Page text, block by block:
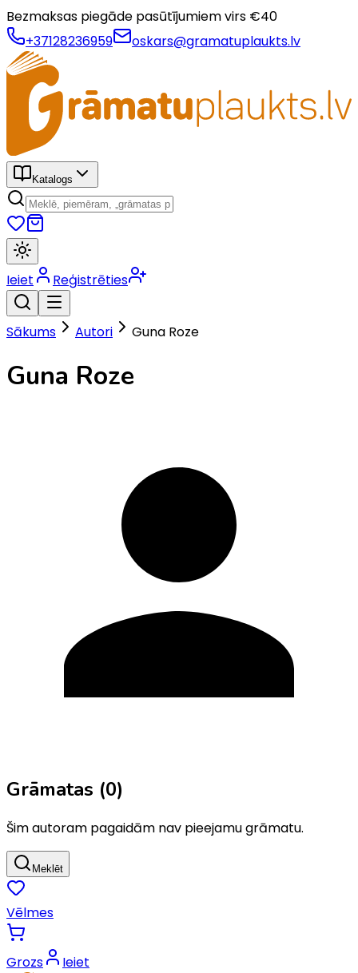
Bezmaksas piegāde pasūtījumiem virs €40
+37128236959
oskars@gramatuplaukts.lv
Katalogs
Ieiet Reģistrēties
Sākums Autori Guna Roze
Guna Roze
Grāmatas (0)
Šim autoram pagaidām nav pieejamu grāmatu.
Meklēt
Vēlmes
Grozs Ieiet